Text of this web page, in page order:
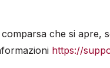
che si apre,
https://